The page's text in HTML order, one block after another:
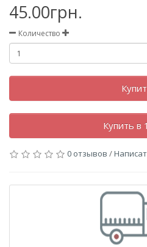
45.00грн.
Количество
Купить в
0 отзывов /